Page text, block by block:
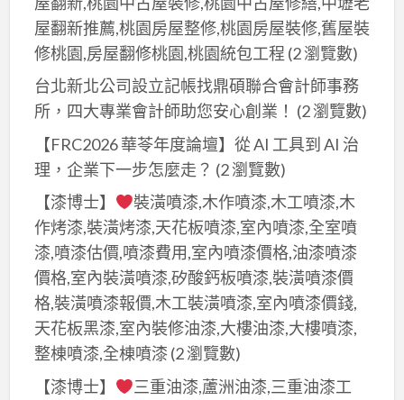
屋翻新推薦,桃園房屋整修,桃園房屋裝修,舊屋裝
修桃園,房屋翻修桃園,桃園統包工程 (2 瀏覽數)
台北新北公司設立記帳找鼎碩聯合會計師事務
所，四大專業會計師助您安心創業！ (2 瀏覽數)
【FRC2026 華苓年度論壇】從 AI 工具到 AI 治
理，企業下一步怎麼走？ (2 瀏覽數)
【漆博士】
裝潢噴漆,木作噴漆,木工噴漆,木
作烤漆,裝潢烤漆,天花板噴漆,室內噴漆,全室噴
漆,噴漆估價,噴漆費用,室內噴漆價格,油漆噴漆
價格,室內裝潢噴漆,矽酸鈣板噴漆,裝潢噴漆價
格,裝潢噴漆報價,木工裝潢噴漆,室內噴漆價錢,
天花板黑漆,室內裝修油漆,大樓油漆,大樓噴漆,
整棟噴漆,全棟噴漆(2 瀏覽數)
【漆博士】
三重油漆,蘆洲油漆,三重油漆工